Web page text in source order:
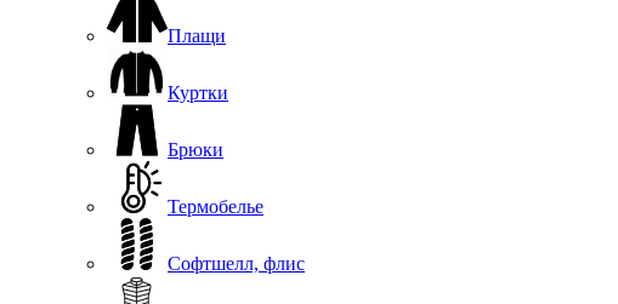
Плащи
Куртки
Брюки
Термобелье
Софтшелл, флис